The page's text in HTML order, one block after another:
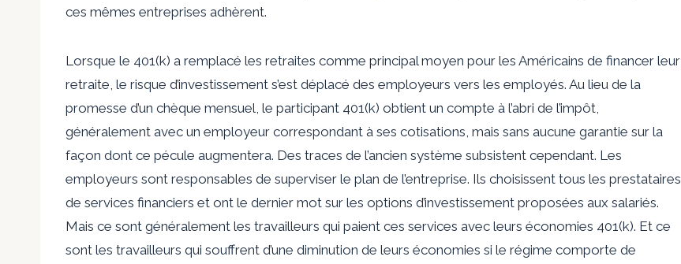
ces mêmes entreprises adhèrent.
Lorsque le 401(k) a remplacé les retraites comme principal moyen pour les Américains de financer leur
retraite, le risque d’investissement s’est déplacé des employeurs vers les employés. Au lieu de la
promesse d’un chèque mensuel, le participant 401(k) obtient un compte à l’abri de l’impôt,
généralement avec un employeur correspondant à ses cotisations, mais sans aucune garantie sur la
façon dont ce pécule augmentera. Des traces de l’ancien système subsistent cependant. Les
employeurs sont responsables de superviser le plan de l’entreprise. Ils choisissent tous les prestataires
de services financiers et ont le dernier mot sur les options d’investissement proposées aux salariés.
Mais ce sont généralement les travailleurs qui paient ces services avec leurs économies 401(k). Et ce
sont les travailleurs qui souffrent d’une diminution de leurs économies si le régime comporte de